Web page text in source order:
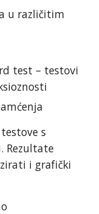
u različitim
test – testovi
s
Rezultate
i grafički